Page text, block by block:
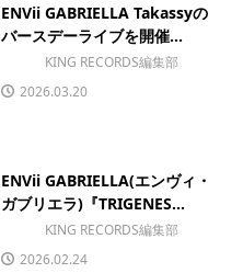
ENVii GABRIELLA Takassyの
バースデーライブを開催...
KING RECORDS編集部
2026.03.20
ENVii GABRIELLA(エンヴィ・
ガブリエラ)『TRIGENES...
KING RECORDS編集部
2026.02.24